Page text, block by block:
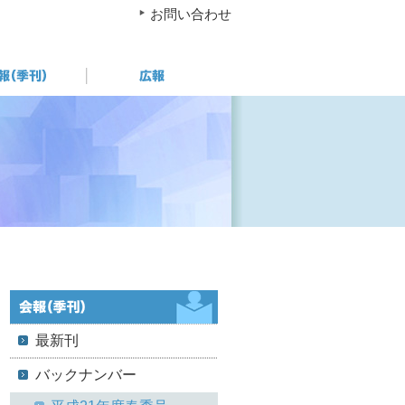
お問い合わせ
最新刊
バックナンバー